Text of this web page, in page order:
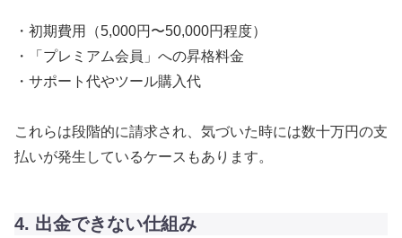
・初期費用（5,000円〜50,000円程度）
・「プレミアム会員」への昇格料金
・サポート代やツール購入代
これらは段階的に請求され、気づいた時には数十万円の支
払いが発生しているケースもあります。
4. 出金できない仕組み